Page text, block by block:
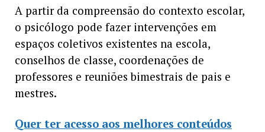
A partir da compreensão do contexto escolar,
o psicólogo pode fazer intervenções em
espaços coletivos existentes na escola,
conselhos de classe, coordenações de
professores e reuniões bimestrais de pais e
mestres.
Quer ter acesso aos melhores conteúdos